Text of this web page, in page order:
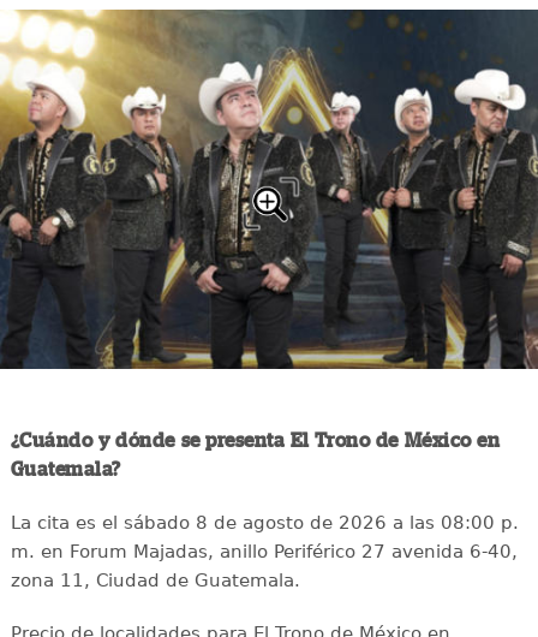
¿Cuándo y dónde se presenta El Trono de México en
Guatemala?
La cita es el sábado 8 de agosto de 2026 a las 08:00 p.
m. en Forum Majadas, anillo Periférico 27 avenida 6-40,
zona 11, Ciudad de Guatemala.